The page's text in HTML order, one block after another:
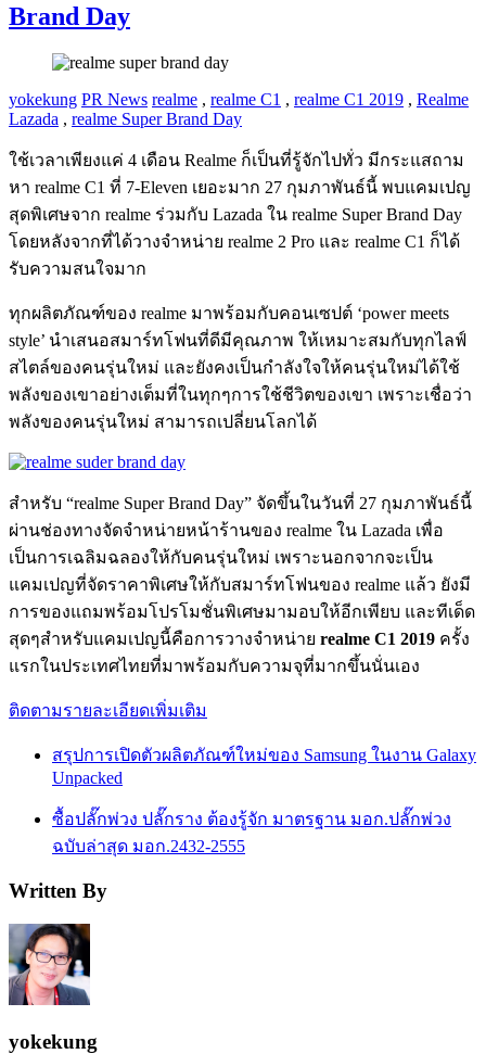
Brand Day
yokekung PR News realme , realme C1 , realme C1 2019 , Realme
Lazada , realme Super Brand Day
ใช้เวลาเพียงแค่ 4 เดือน Realme ก็เป็นที่รู้จักไปทั่ว มีกระแสถาม
หา realme C1 ที่ 7-Eleven เยอะมาก 27 กุมภาพันธ์นี้ พบแคมเปญ
สุดพิเศษจาก realme ร่วมกับ Lazada ใน realme Super Brand Day
โดยหลังจากที่ได้วางจำหน่าย realme 2 Pro และ realme C1 ก็ได้
รับความสนใจมาก
ทุกผลิตภัณฑ์ของ realme มาพร้อมกับคอนเซปต์ ‘power meets
style’ นำเสนอสมาร์ทโฟนที่ดีมีคุณภาพ ให้เหมาะสมกับทุกไลฟ์
สไตล์ของคนรุ่นใหม่ และยังคงเป็นกำลังใจให้คนรุ่นใหม่ได้ใช้
พลังของเขาอย่างเต็มที่ในทุกๆการใช้ชีวิตของเขา เพราะเชื่อว่า
พลังของคนรุ่นใหม่ สามารถเปลี่ยนโลกได้
สำหรับ “realme Super Brand Day” จัดขึ้นในวันที่ 27 กุมภาพันธ์นี้
ผ่านช่องทางจัดจำหน่ายหน้าร้านของ realme ใน Lazada เพื่อ
เป็นการเฉลิมฉลองให้กับคนรุ่นใหม่ เพราะนอกจากจะเป็น
แคมเปญที่จัดราคาพิเศษให้กับสมาร์ทโฟนของ realme แล้ว ยังมี
การของแถมพร้อมโปรโมชั่นพิเศษมามอบให้อีกเพียบ และทีเด็ด
สุดๆสำหรับแคมเปญนี้คือการวางจำหน่าย realme C1 2019 ครั้ง
แรกในประเทศไทยที่มาพร้อมกับความจุที่มากขึ้นนั่นเอง
ติดตามรายละเอียดเพิ่มเติม
สรุปการเปิดตัวผลิตภัณฑ์ใหม่ของ Samsung ในงาน Galaxy
Unpacked
ซื้อปลั๊กพ่วง ปลั๊กราง ต้องรู้จัก มาตรฐาน มอก.ปลั๊กพ่วง
ฉบับล่าสุด มอก.2432-2555
Written By
yokekung